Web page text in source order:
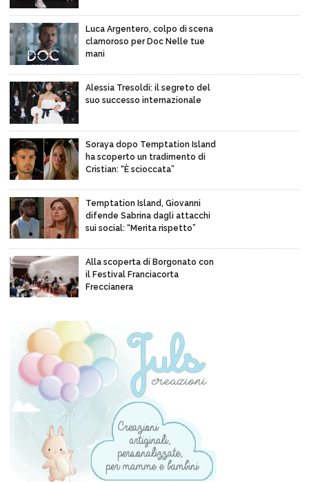
Luca Argentero, colpo di scena
clamoroso per Doc Nelle tue
mani
Alessia Tresoldi: il segreto del
suo successo internazionale
Soraya dopo Temptation Island
ha scoperto un tradimento di
Cristian: “È scioccata”
Temptation Island, Giovanni
difende Sabrina dagli attacchi
sui social: “Merita rispetto”
Alla scoperta di Borgonato con
il Festival Franciacorta
Freccianera